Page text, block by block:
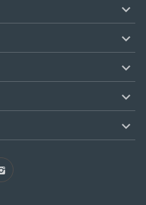




